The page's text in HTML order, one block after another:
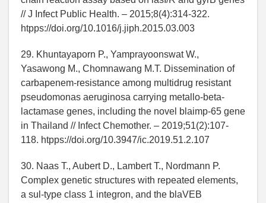
// J Infect Public Health. – 2015;8(4):314-322.
htpps://doi.org/10.1016/j.jiph.2015.03.003
29. Khuntayaporn P., Yamprayoonswat W.,
Yasawong M., Chomnawang M.T. Dissemination of
carbapenem-resistance among multidrug resistant
pseudomonas aeruginosa carrying metallo-beta-
lactamase genes, including the novel blaimp-65 gene
in Thailand // Infect Chemother. – 2019;51(2):107-
118. htpps://doi.org/10.3947/ic.2019.51.2.107
30. Naas T., Aubert D., Lambert T., Nordmann P.
Complex genetic structures with repeated elements,
a sul-type class 1 integron, and the blaVEB